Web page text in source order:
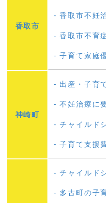
香取市
香取市不妊
香取市不育
子育て家庭
神崎町
出産・子育
不妊治療に
チャイルド
子育て支援
チャイルド
多古町の子